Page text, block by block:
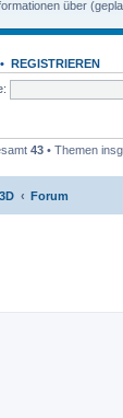
über
• REGISTRIEREN
43 • Themen
Forum